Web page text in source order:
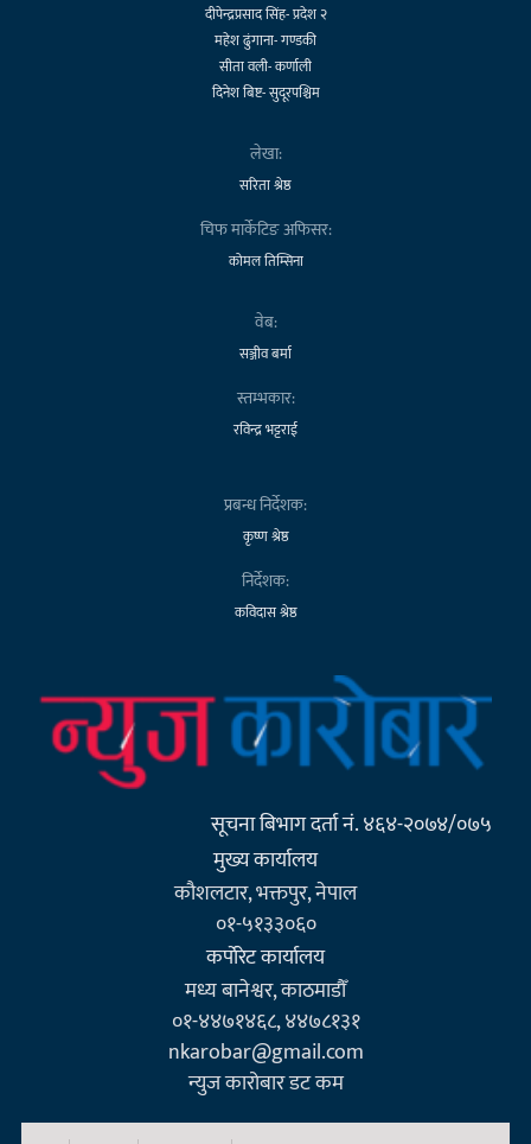
दीपेन्द्रप्रसाद सिंह- प्रदेश २
महेश ढुंगाना- गण्डकी
सीता वली- कर्णाली
दिनेश बिष्ट- सुदूरपश्चिम
लेखा:
सरिता श्रेष्ठ
चिफ मार्केटिङ अफिसर:
कोमल तिम्सिना
वेब:
सञ्जीव बर्मा
स्तम्भकार:
रविन्द्र भट्टराई
प्रबन्ध निर्देशक:
कृष्ण श्रेष्ठ
निर्देशक:
कविदास श्रेष्ठ
सूचना बिभाग दर्ता नं. ४६४-२०७४/०७५
मुख्य कार्यालय
कौशलटार, भक्तपुर, नेपाल
०१-५१३३०६०
कर्पाेरेट कार्यालय
मध्य बानेश्वर, काठमाडौँ
०१-४४७१४६८, ४४७८१३१
nkarobar@gmail.com
न्युज कारोबार डट कम